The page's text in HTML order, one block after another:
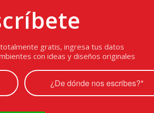
gratis, ingresa tus datos
con ideas y diseños originales